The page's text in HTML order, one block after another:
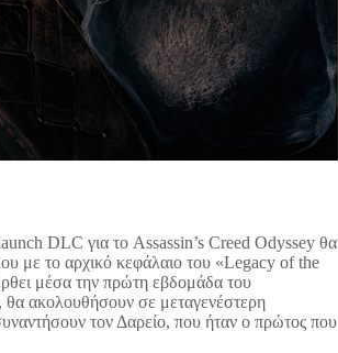
DLC για το Assassin’s Creed Odyssey θα
με το αρχικό κεφάλαιο του «Legacy of the
μέσα την πρώτη εβδομάδα του
θα ακολουθήσουν σε μεταγενέστερη
τον Δαρείο, που ήταν ο πρώτος που